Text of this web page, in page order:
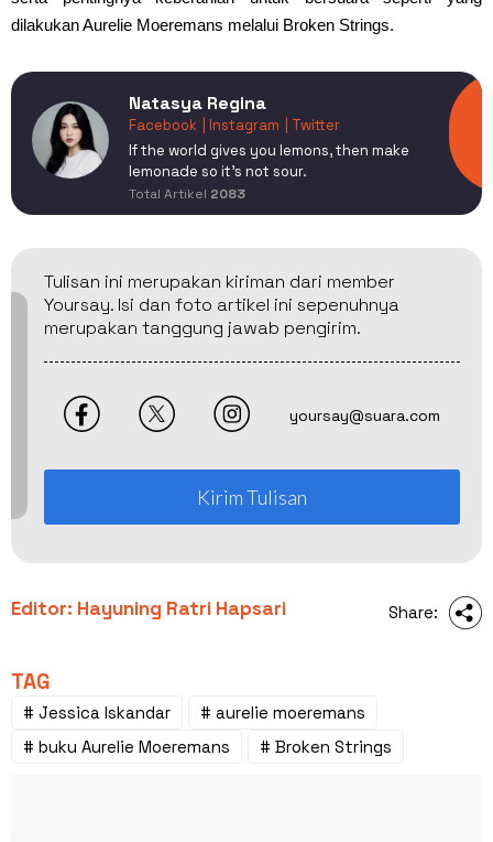
dilakukan Aurelie Moeremans melalui Broken Strings.
Natasya Regina
Facebook | Instagram
| Twitter
If the world gives you lemons, then make
lemonade so it's not sour.
Total Artikel 2083
Tulisan ini merupakan kiriman dari member
Yoursay. Isi dan foto artikel ini sepenuhnya
merupakan tanggung jawab pengirim.
yoursay@suara.com
Kirim Tulisan
Editor: Hayuning Ratri Hapsari Share:
TAG
# Jessica Iskandar
# aurelie moeremans
# buku Aurelie Moeremans
# Broken Strings